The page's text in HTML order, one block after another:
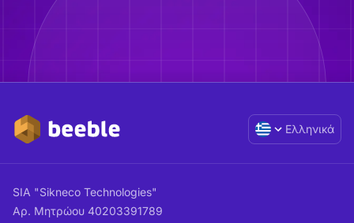
Ελληνικά
SIA "Sikneco Technologies"
Αρ. Μητρώου 40203391789